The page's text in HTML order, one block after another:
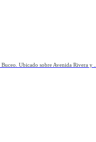
Ubicado sobre Avenida Rivera y ...